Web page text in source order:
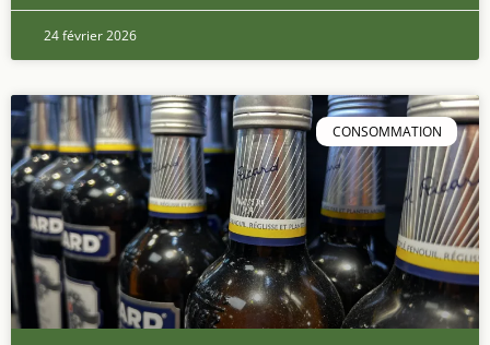
24 février 2026
CONSOMMATION